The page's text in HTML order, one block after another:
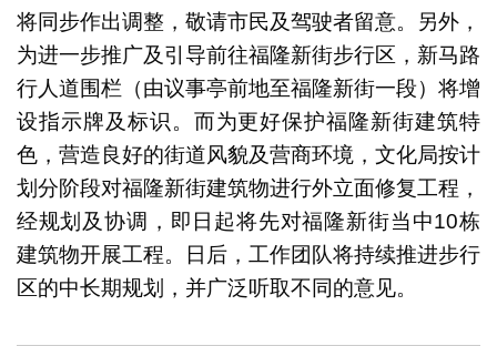
将同步作出调整，敬请市民及驾驶者留意。另外，
为进一步推广及引导前往福隆新街步行区，新马路
行人道围栏（由议事亭前地至福隆新街一段）将增
设指示牌及标识。而为更好保护福隆新街建筑特
色，营造良好的街道风貌及营商环境，文化局按计
划分阶段对福隆新街建筑物进行外立面修复工程，
经规划及协调，即日起将先对福隆新街当中10栋
建筑物开展工程。日后，工作团队将持续推进步行
区的中长期规划，并广泛听取不同的意见。